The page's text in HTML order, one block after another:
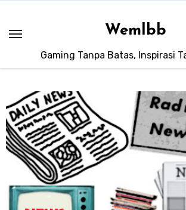
content
Wemlbb
Gaming Tanpa Batas, Inspirasi